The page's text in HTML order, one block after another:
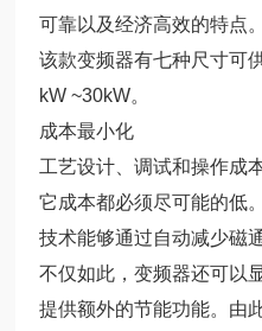
可靠以及经济高效的特点。
该款变频器有七种尺寸可
kW ~30kW。
成本最小化
工艺设计、调试和操作成
它成本都必须尽可能的低
技术能够通过自动减少磁
不仅如此，变频器还可以
提供额外的节能功能。由